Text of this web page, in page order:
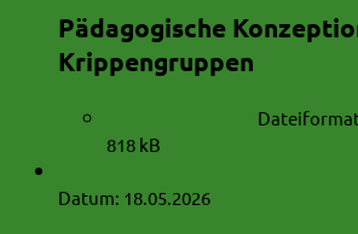
Pädagogische
Krippengruppen
818 kB
Datum: 18.05.2026